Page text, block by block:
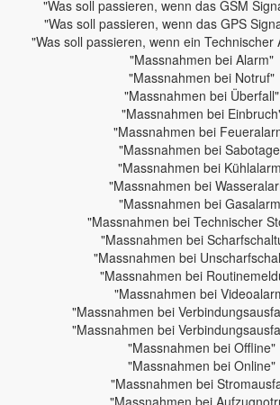
"Was soll passieren, wenn das GSM
"Was soll passieren, wenn das GPS
"Was soll passieren, wenn ein Technischer
"Massnahmen bei Alarm"
"Massnahmen bei Notruf"
"Massnahmen bei Überfall"
"Massnahmen bei
"Massnahmen bei
"Massnahmen bei
"Massnahmen bei
"Massnahmen bei
"Massnahmen bei
"Massnahmen bei Technischer
"Massnahmen bei
"Massnahmen bei
"Massnahmen bei
"Massnahmen bei
"Massnahmen bei
"Massnahmen bei
"Massnahmen bei Offline"
"Massnahmen bei Online"
"Massnahmen bei